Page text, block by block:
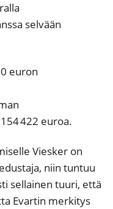
selvään
euron
422 euroa.
Viesker on
niin tuntuu
sellainen tuuri, että
Evartin merkitys